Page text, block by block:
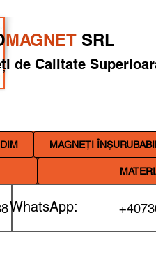
MAGNET SRL
de Calitate
MAGNEȚI
WhatsApp: